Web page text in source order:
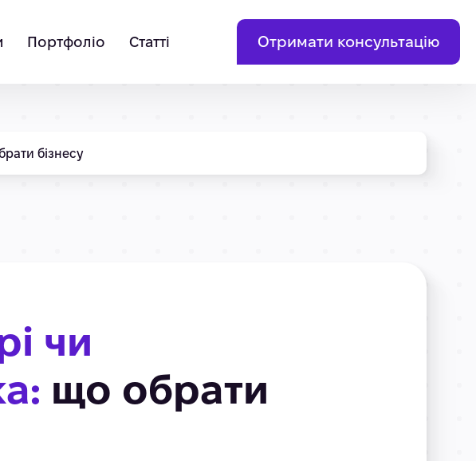
Портфоліо Статті Отримати консультацію
бізнесу
чи
що обрати